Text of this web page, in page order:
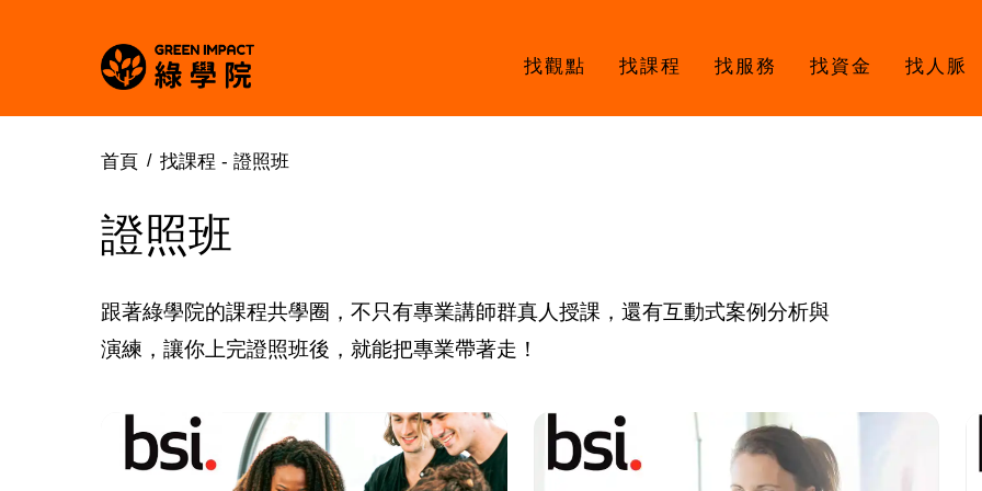
找觀點 找課程 找服務 找資金 找人脈
首頁 找課程 - 證照班
證照班
跟著綠學院的課程共學圈，不只有專業講師群真人授課，還有互動式案例分析與
演練，讓你上完證照班後，就能把專業帶著走！